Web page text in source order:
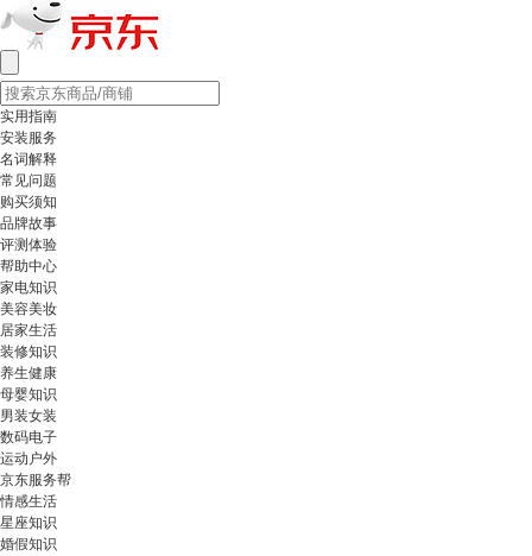
实用指南
安装服务
名词解释
常见问题
购买须知
品牌故事
评测体验
帮助中心
家电知识
美容美妆
居家生活
装修知识
养生健康
母婴知识
男装女装
数码电子
运动户外
京东服务帮
情感生活
星座知识
婚假知识